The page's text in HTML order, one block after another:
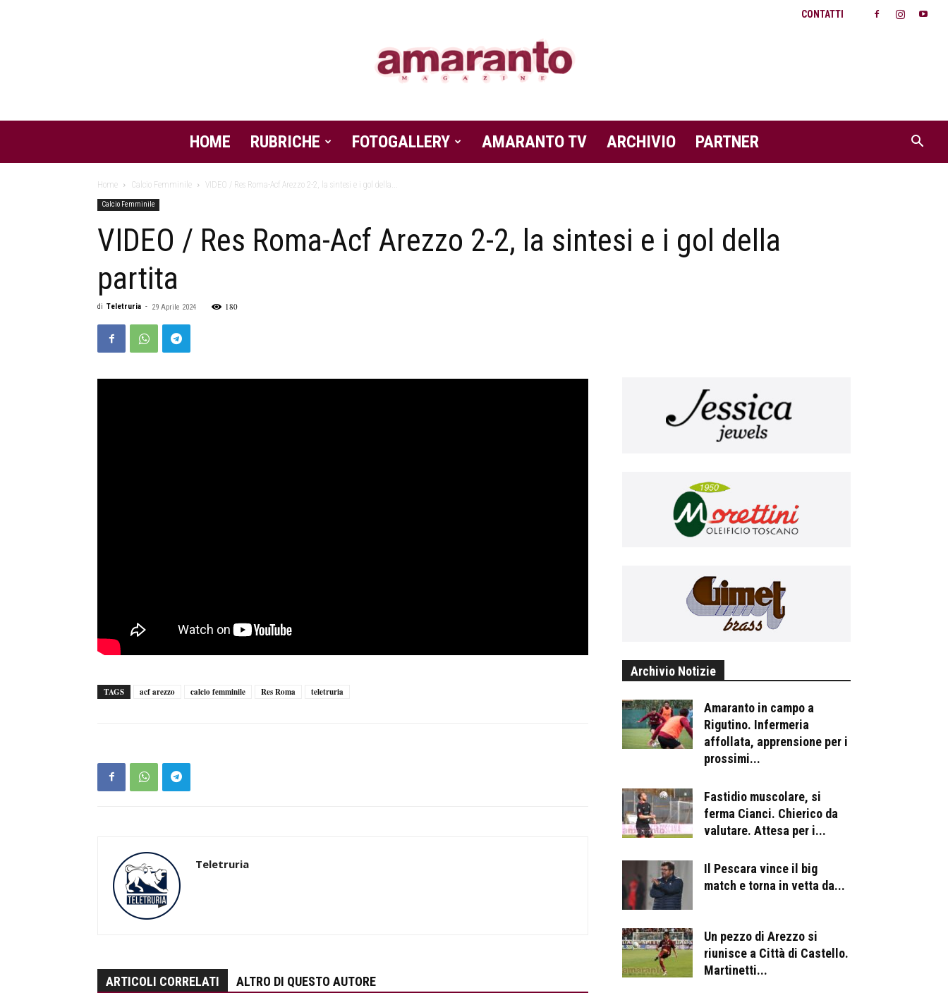
CONTATTI
Amaranto
Magazine
HOME RUBRICHE FOTOGALLERY AMARANTO TV ARCHIVIO PARTNER
Home Calcio Femminile VIDEO / Res Roma-Acf Arezzo 2-2, la sintesi e i gol della...
Calcio Femminile
VIDEO / Res Roma-Acf Arezzo 2-2, la sintesi e i gol della
partita
di Teletruria - 29 Aprile 2024 180
TAGS acf arezzo calcio femminile Res Roma teletruria
Teletruria
ARTICOLI CORRELATI ALTRO DI QUESTO AUTORE
Archivio Notizie
Amaranto in campo a
Rigutino. Infermeria
affollata, apprensione per i
prossimi...
Fastidio muscolare, si
ferma Cianci. Chierico da
valutare. Attesa per i...
Il Pescara vince il big
match e torna in vetta da...
Un pezzo di Arezzo si
riunisce a Città di Castello.
Martinetti...